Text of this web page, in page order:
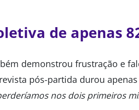
de apenas
demonstrou frustração e
pós-partida durou
nos dois primeiros